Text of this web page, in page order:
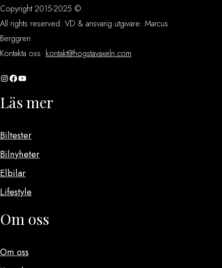
Copyright 2015-2025 ©.
All rights reserved. VD & ansvarig utgivare: Marcus
Berggren
Kontakta oss: kontakt@hogstavaxeln.com
InstagramFacebook YouTube
Läs mer
Biltester
Bilnyheter
Elbilar
Lifestyle
Om oss
Om oss